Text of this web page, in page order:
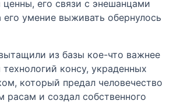
ценны, его связи с энешанцами
его умение выживать обернулось
из базы кое-что важнее
консу, украденных
который предал человечество
и создал собственного